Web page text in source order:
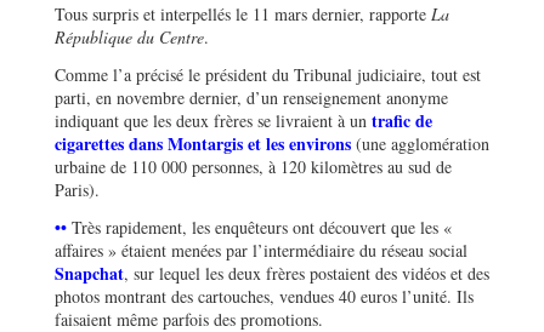
Tous surpris et interpellés le 11 mars dernier, rapporte La
République du Centre.
Comme l’a précisé le président du Tribunal judiciaire, tout est
parti, en novembre dernier, d’un renseignement anonyme
indiquant que les deux frères se livraient à un trafic de
cigarettes dans Montargis et les environs (une agglomération
urbaine de 110 000 personnes, à 120 kilomètres au sud de
Paris).
•• Très rapidement, les enquêteurs ont découvert que les «
affaires » étaient menées par l’intermédiaire du réseau social
Snapchat, sur lequel les deux frères postaient des vidéos et des
photos montrant des cartouches, vendues 40 euros l’unité. Ils
faisaient même parfois des promotions.